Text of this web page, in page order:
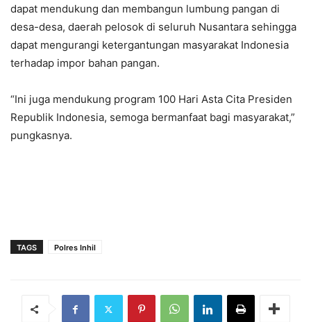
dapat mendukung dan membangun lumbung pangan di
desa-desa, daerah pelosok di seluruh Nusantara sehingga
dapat mengurangi ketergantungan masyarakat Indonesia
terhadap impor bahan pangan.
“Ini juga mendukung program 100 Hari Asta Cita Presiden
Republik Indonesia, semoga bermanfaat bagi masyarakat,”
pungkasnya.
TAGS Polres Inhil